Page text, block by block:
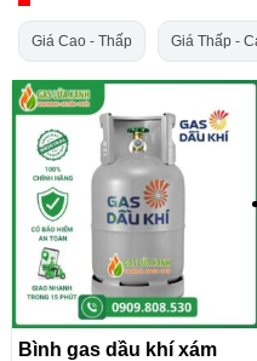
Giá Cao - Thấp Giá Thấp -
Bình gas dầu khí xám